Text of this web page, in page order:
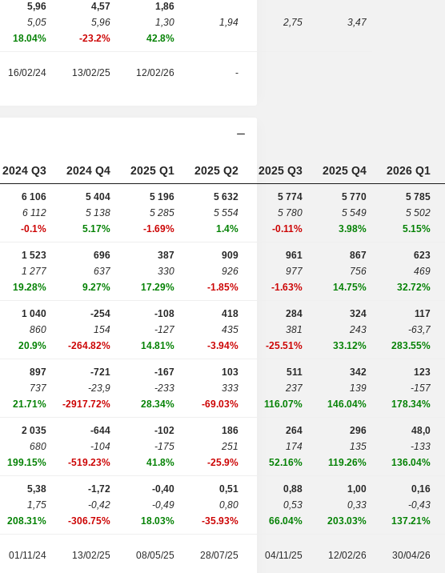
5,96
5,05
18.04%
4,57
5,96
-23.2%
1,86
1,30
42.8%
1,94 2,75 3,47
16/02/24 13/02/25 12/02/26 -
2024 Q3 2024 Q4 2025 Q1 2025 Q2 2025 Q3 2025 Q4 2026 Q1
6 106
6 112
-0.1%
5 404
5 138
5.17%
5 196
5 285
-1.69%
5 632
5 554
1.4%
5 774
5 780
-0.11%
5 770
5 549
3.98%
5 785
5 502
5.15%
1 523
1 277
19.28%
696
637
9.27%
387
330
17.29%
909
926
-1.85%
961
977
-1.63%
867
756
14.75%
623
469
32.72%
1 040
860
20.9%
-254
154
-264.82%
-108
-127
14.81%
418
435
-3.94%
284
381
-25.51%
324
243
33.12%
117
-63,7
283.55%
897
737
21.71%
-721
-23,9
-2917.72%
-167
-233
28.34%
103
333
-69.03%
511
237
116.07%
342
139
146.04%
123
-157
178.34%
2 035
680
199.15%
-644
-104
-519.23%
-102
-175
41.8%
186
251
-25.9%
264
174
52.16%
296
135
119.26%
48,0
-133
136.04%
5,38
1,75
208.31%
-1,72
-0,42
-306.75%
-0,40
-0,49
18.03%
0,51
0,80
-35.93%
0,88
0,53
66.04%
1,00
0,33
203.03%
0,16
-0,43
137.21%
01/11/24 13/02/25 08/05/25 28/07/25 04/11/25 12/02/26 30/04/26